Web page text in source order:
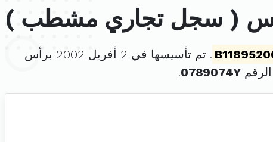
( سجل تجاري مشطب )
. تم تأسيسها في 2 أفريل 2002 برأس
0789074Y
.